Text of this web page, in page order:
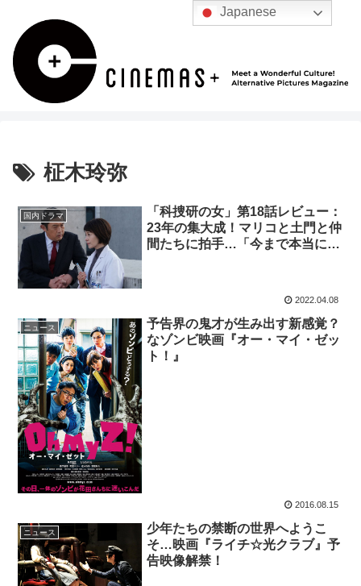
柾木玲弥
国内ドラマ
「科捜研の女」第18話レビュー：
23年の集大成！マリコと土門と仲
間たちに拍手…「今まで本当にあ
2022.04.08
ニュース
予告界の鬼才が生み出す新感覚？
なゾンビ映画『オー・マイ・ゼッ
ト！』
2016.08.15
ニュース
少年たちの禁断の世界へようこ
そ…映画『ライチ☆光クラブ』予
告映像解禁！
Japanese